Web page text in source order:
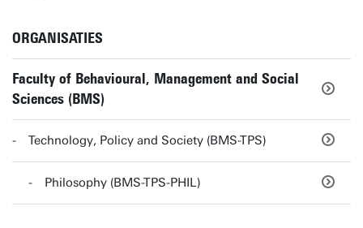
ORGANISATIES
Faculty of Behavioural, Management and Social
Sciences (BMS)
Technology, Policy and Society (BMS-TPS)
Philosophy (BMS-TPS-PHIL)